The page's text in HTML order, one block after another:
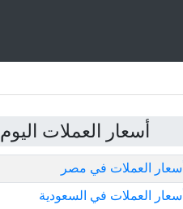
أسعار العملات اليوم
أسعار العملات في مصر
أسعار العملات في السعودية